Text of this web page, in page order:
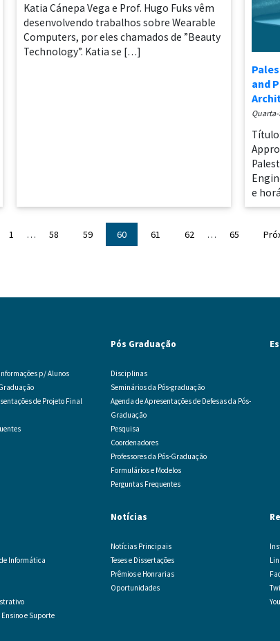
Katia Cánepa Vega e Prof. Hugo Fuks vêm
desenvolvendo trabalhos sobre Wearable
Computers, por eles chamados de ”Beauty
Technology”. Katia se […]
and
e
1 … 58 59 60 61 62 … 65
p/ Alunos
de Projeto Final
Pós Graduação
Disciplinas
Seminários da Pós-graduação
Agenda de Apresentações de Defesas da Pós-
Graduação
Pesquisa
Coordenadores
Professores da Pós-Graduação
Formulários e Modelos
Perguntas Frequentes
Informática
e Suporte
Notícias
Notícias Principais
Teses e Dissertações
Prêmios e Honrarias
Oportunidades